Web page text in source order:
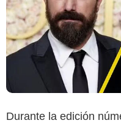
Durante la edición